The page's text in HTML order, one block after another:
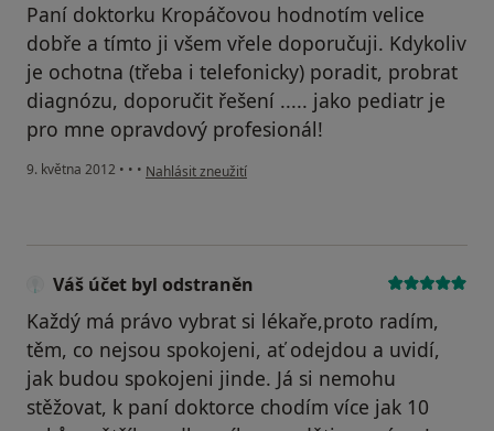
Paní doktorku Kropáčovou hodnotím velice
dobře a tímto ji všem vřele doporučuji. Kdykoliv
je ochotna (třeba i telefonicky) poradit, probrat
diagnózu, doporučit řešení ..... jako pediatr je
pro mne opravdový profesionál!
9. května 2012 • • • podle názoru uživatele Váš účet byl odstraněn
Nahlásit zneužití
Váš účet byl odstraněn
Každý má právo vybrat si lékaře,proto radím,
těm, co nejsou spokojeni, ať odejdou a uvidí,
jak budou spokojeni jinde. Já si nemohu
stěžovat, k paní doktorce chodím více jak 10